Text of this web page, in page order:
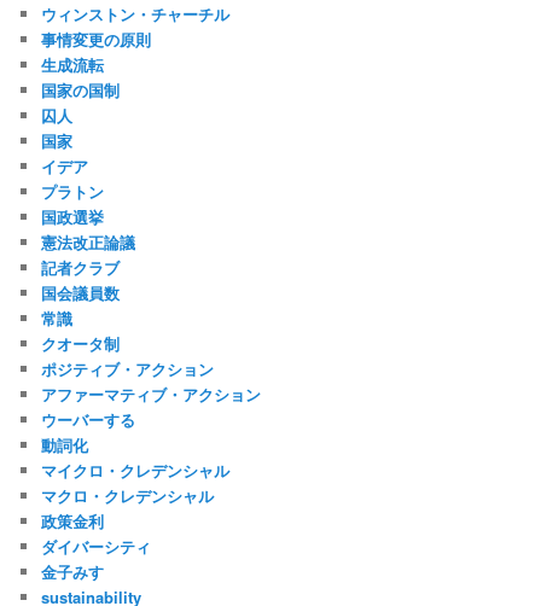
ウィンストン・チャーチル
事情変更の原則
生成流転
国家の国制
囚人
国家
イデア
プラトン
国政選挙
憲法改正論議
記者クラブ
国会議員数
常識
クオータ制
ポジティブ・アクション
アファーマティブ・アクション
ウーバーする
動詞化
マイクロ・クレデンシャル
マクロ・クレデンシャル
政策金利
ダイバーシティ
金子みすゞ
sustainability